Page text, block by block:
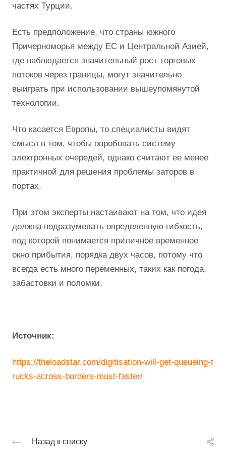
частях Турции.
Есть предположение, что страны южного
Причерноморья между ЕС и Центральной Азией,
где наблюдается значительный рост торговых
потоков через границы, могут значительно
выиграть при использовании вышеупомянутой
технологии.
Что касается Европы, то специалисты видят
смысл в том, чтобы опробовать систему
электронных очередей, однако считают ее менее
практичной для решения проблемы заторов в
портах.
При этом эксперты настаивают на том, что идея
должна подразумевать определенную гибкость,
под которой понимается приличное временное
окно прибытия, порядка двух часов, потому что
всегда есть много переменных, таких как погода,
забастовки и поломки.
Источник:
https://theloadstar.com/digitisation-will-get-queueing-t
rucks-across-borders-must-faster/
Назад к списку